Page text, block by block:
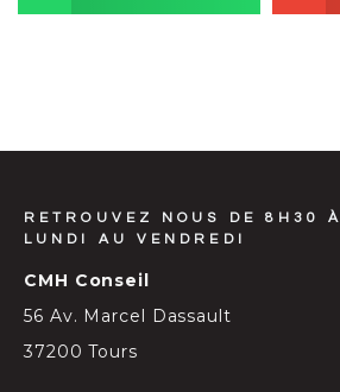
RETROUVEZ NOUS DE 8H30
LUNDI AU VENDREDI
CMH Conseil
56 Av. Marcel Dassault
37200 Tours